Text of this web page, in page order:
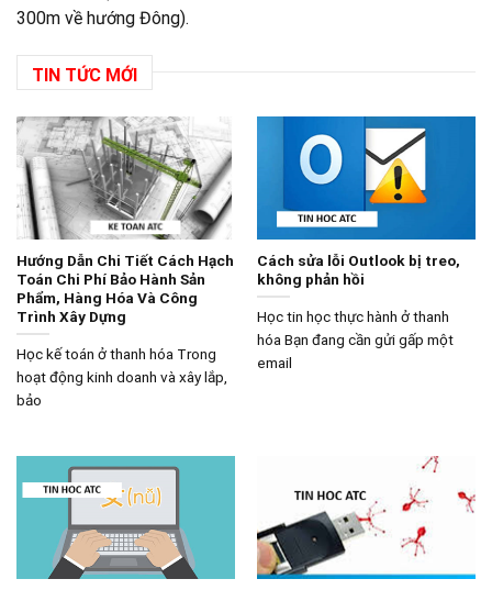
300m về hướng Đông).
TIN TỨC MỚI
Hướng Dẫn Chi Tiết Cách Hạch
Toán Chi Phí Bảo Hành Sản
Phẩm, Hàng Hóa Và Công
Trình Xây Dựng
Học kế toán ở thanh hóa Trong
hoạt động kinh doanh và xây lắp,
bảo
Cách sửa lỗi Outlook bị treo,
không phản hồi
Học tin học thực hành ở thanh
hóa Bạn đang cần gửi gấp một
email